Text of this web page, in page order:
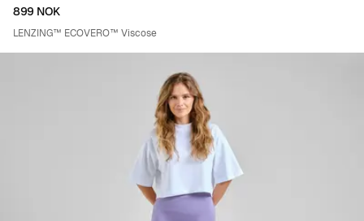
899 NOK
LENZING™ ECOVERO™ Viscose